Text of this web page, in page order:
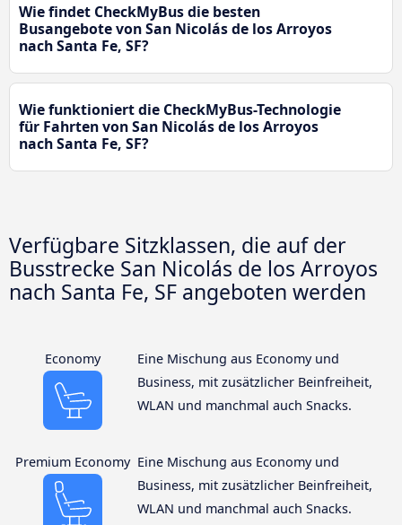
Wie findet CheckMyBus die besten
Busangebote von San Nicolás de los Arroyos
nach Santa Fe, SF?
Wie funktioniert die CheckMyBus-Technologie
für Fahrten von San Nicolás de los Arroyos
nach Santa Fe, SF?
Verfügbare Sitzklassen, die auf der
Busstrecke San Nicolás de los Arroyos
nach Santa Fe, SF angeboten werden
Economy
Eine Mischung aus Economy und
Business, mit zusätzlicher Beinfreiheit,
WLAN und manchmal auch Snacks.
Premium Economy Eine Mischung aus Economy und
Business, mit zusätzlicher Beinfreiheit,
WLAN und manchmal auch Snacks.